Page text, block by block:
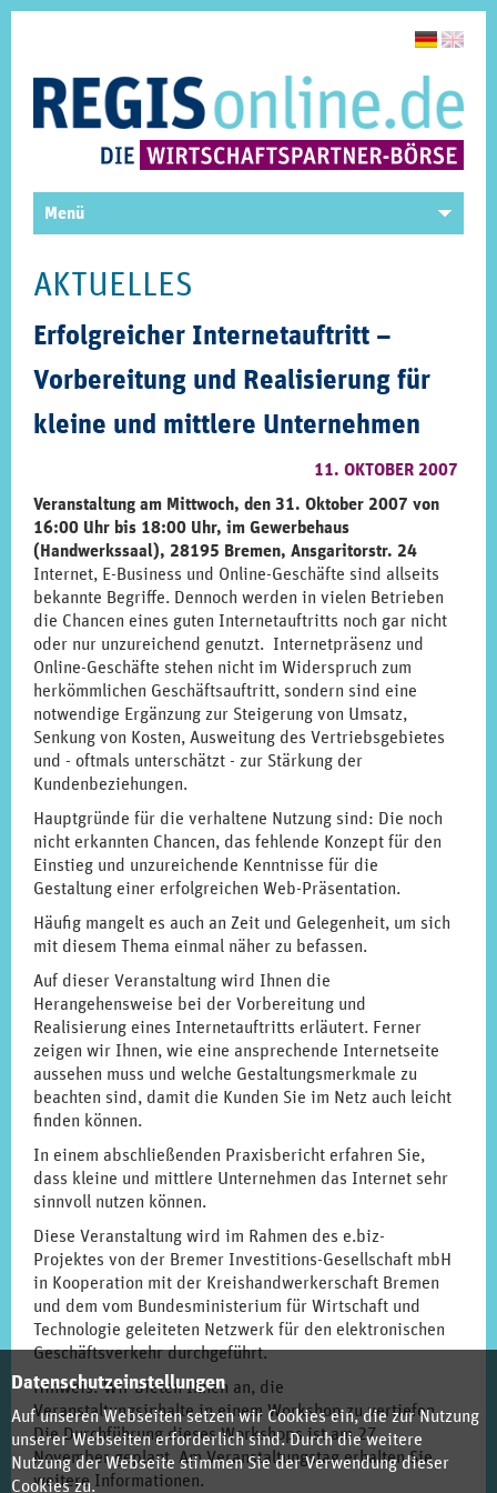
Datenschutzeinstellungen
Auf unseren Webseiten setzen wir Cookies ein, die zur Nutzung
unserer Webseiten erforderlich sind. Durch die weitere
Nutzung der Webseite stimmen Sie der Verwendung dieser
Cookies zu.
Menü
AKTUELLES
Erfolgreicher Internetauftritt –
Vorbereitung und Realisierung für
kleine und mittlere Unternehmen
11. OKTOBER 2007
Veranstaltung am Mittwoch, den 31. Oktober 2007 von
16:00 Uhr bis 18:00 Uhr, im Gewerbehaus
(Handwerkssaal), 28195 Bremen, Ansgaritorstr. 24
Internet, E-Business und Online-Geschäfte sind allseits
bekannte Begriffe. Dennoch werden in vielen Betrieben
die Chancen eines guten Internetauftritts noch gar nicht
oder nur unzureichend genutzt. Internetpräsenz und
Online-Geschäfte stehen nicht im Widerspruch zum
herkömmlichen Geschäftsauftritt, sondern sind eine
notwendige Ergänzung zur Steigerung von Umsatz,
Senkung von Kosten, Ausweitung des Vertriebsgebietes
und - oftmals unterschätzt - zur Stärkung der
Kundenbeziehungen.
Hauptgründe für die verhaltene Nutzung sind: Die noch
nicht erkannten Chancen, das fehlende Konzept für den
Einstieg und unzureichende Kenntnisse für die
Gestaltung einer erfolgreichen Web-Präsentation.
Häufig mangelt es auch an Zeit und Gelegenheit, um sich
mit diesem Thema einmal näher zu befassen.
Auf dieser Veranstaltung wird Ihnen die
Herangehensweise bei der Vorbereitung und
Realisierung eines Internetauftritts erläutert. Ferner
zeigen wir Ihnen, wie eine ansprechende Internetseite
aussehen muss und welche Gestaltungsmerkmale zu
beachten sind, damit die Kunden Sie im Netz auch leicht
finden können.
In einem abschließenden Praxisbericht erfahren Sie,
dass kleine und mittlere Unternehmen das Internet sehr
sinnvoll nutzen können.
Diese Veranstaltung wird im Rahmen des e.biz-
Projektes von der Bremer Investitions-Gesellschaft mbH
in Kooperation mit der Kreishandwerkerschaft Bremen
und dem vom Bundesministerium für Wirtschaft und
Technologie geleiteten Netzwerk für den elektronischen
Geschäftsverkehr durchgeführt.
Hinweis: Wir bieten Ihnen an, die
Veranstaltungsinhalte in einem Workshop zu vertiefen.
Die Durchführung dieses Workshops ist am 27.
November geplant. Am Veranstaltungstag erhalten Sie
weitere Informationen.